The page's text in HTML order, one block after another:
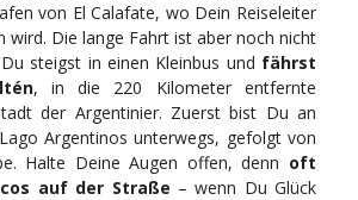
von El Calafate, wo Dein Reiseleiter
wird. Die lange Fahrt ist aber noch nicht
steigst in einen Kleinbus und fährst
, in die 220 Kilometer entfernte
der Argentinier. Zuerst bist Du an
Argentinos unterwegs, gefolgt von
Halte Deine Augen offen, denn oft
auf der Straße – wenn Du Glück